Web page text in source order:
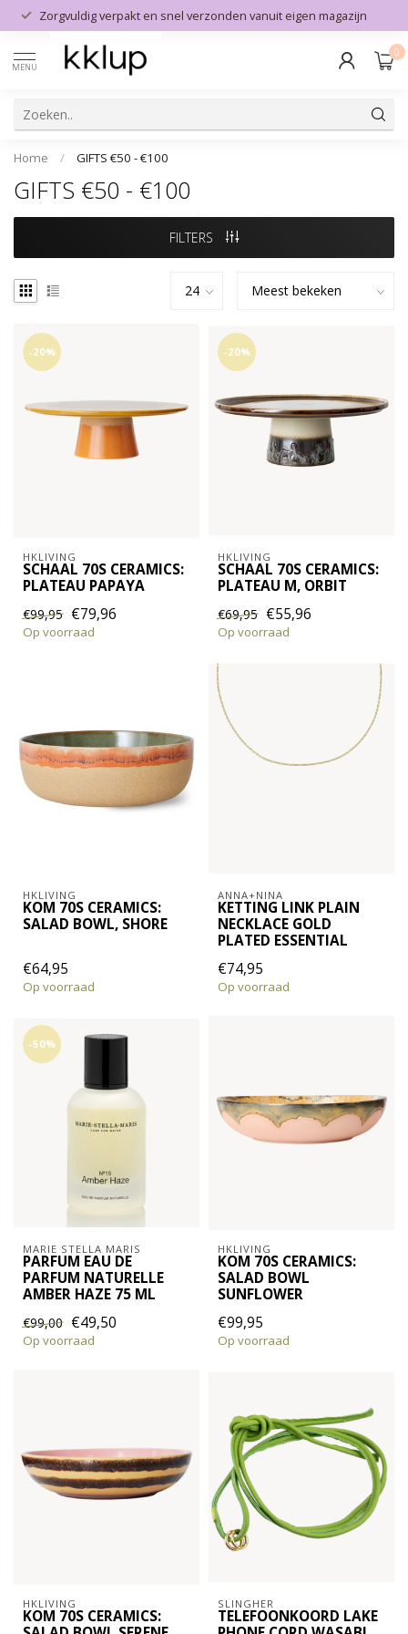
Zorgvuldig verpakt en snel verzonden vanuit eigen magazijn
MENU
0
Home / GIFTS €50 - €100
GIFTS €50 - €100
FILTERS
-20%
HKLIVING
SCHAAL 70S CERAMICS:
PLATEAU PAPAYA
€99,95 €79,96
Op voorraad
-20%
HKLIVING
SCHAAL 70S CERAMICS:
PLATEAU M, ORBIT
€69,95 €55,96
Op voorraad
HKLIVING
KOM 70S CERAMICS:
SALAD BOWL, SHORE
€64,95
Op voorraad
ANNA+NINA
KETTING LINK PLAIN
NECKLACE GOLD
PLATED ESSENTIAL
€74,95
Op voorraad
-50%
MARIE STELLA MARIS
PARFUM EAU DE
PARFUM NATURELLE
AMBER HAZE 75 ML
€99,00 €49,50
Op voorraad
HKLIVING
KOM 70S CERAMICS:
SALAD BOWL
SUNFLOWER
€99,95
Op voorraad
HKLIVING
KOM 70S CERAMICS:
SLINGHER
TELEFOONKOORD LAKE